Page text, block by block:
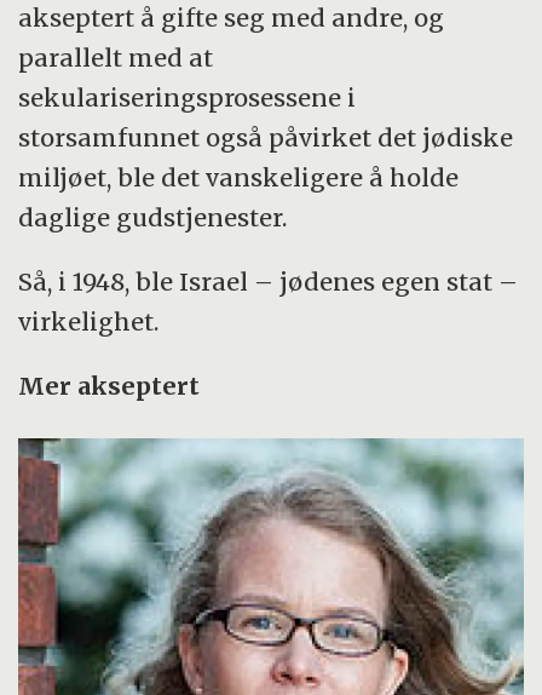
akseptert å gifte seg med andre, og
parallelt med at
sekulariseringsprosessene i
storsamfunnet også påvirket det jødiske
miljøet, ble det vanskeligere å holde
daglige gudstjenester.
Så, i 1948, ble Israel – jødenes egen stat –
virkelighet.
Mer akseptert